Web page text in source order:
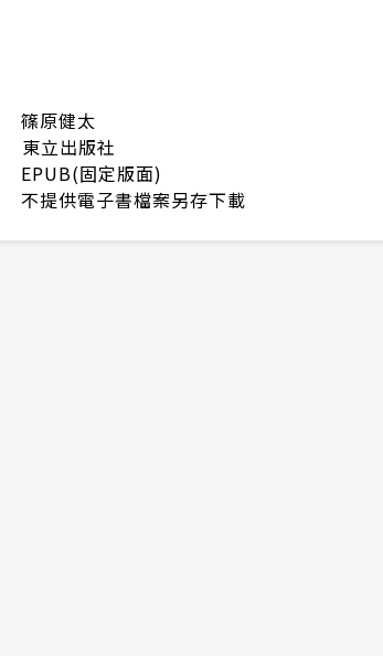
篠原健太
東立出版社
EPUB(固定版面)
不提供電子書檔案另存下載